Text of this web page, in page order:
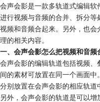
会声会影是一款多轨道式编辑
进行视频与音频的合并、拆分
视频和音频合起来。另外，也
理的相关内容。
一、会声会影怎么把视频和音频
会声会影的编辑轨道包括视频
间的素材可放置在同一个画面
分别放置在会声会影的相应轨道
另外，会声会影的轨道是可以